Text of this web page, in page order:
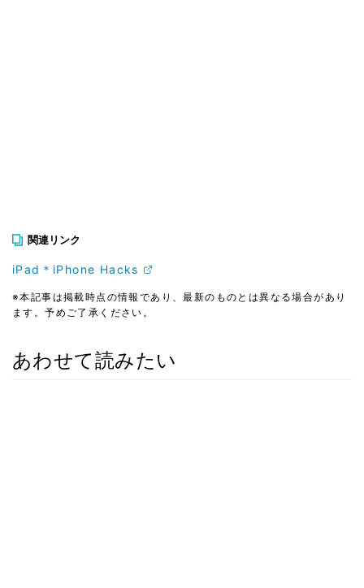
関連リンク
iPad＊iPhone Hacks
※本記事は掲載時点の情報であり、最新のものとは異なる場合があり
ます。予めご了承ください。
あわせて読みたい